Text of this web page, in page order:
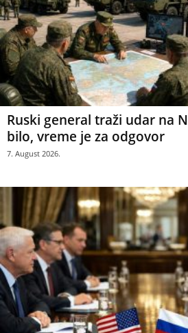
Ruski general traži udar na
bilo, vreme je za odgovor
7. August 2026.